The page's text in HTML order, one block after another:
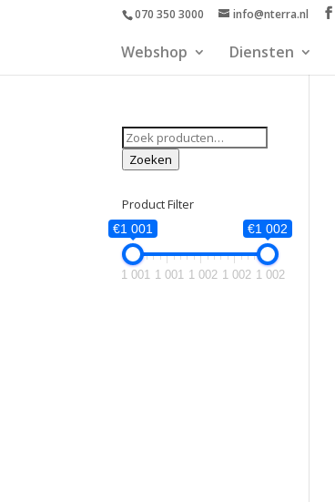
070 350 3000 info@nterra.nl
Webshop Diensten
Zoeken
naar:
Zoeken
Product Filter
€1 001 €1 002
1 001 1 001 1 002 1 002 1 002